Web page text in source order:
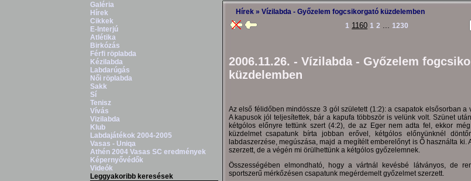
Galéria
Hírek
Cikkek
E-Interjú
Atlétika
Birkózás
Férfi röplabda
Kézilabda
Labdarúgás
Női röplabda
Sakk
Sí
Tenisz
Vívás
Vizilabda
Klub
Labdajátékok 2004-2005
Vasas - Uniqa
Athén 2004 Vasas SC eredmények
Képernyővédők
Videók
Leggyakoribb keresések
Hírek» Vízilabda - Győzelem fogcsikorgató küzdelemben
1 1160 1 2 ... 1230
2006.11.26. - Vízilabda - Győzelem
küzdelemben
Az első félidőben mindössze 3 gól született (1:2): a csapatok elsősorban a
A kapusok jól teljesítettek, bár a kapufa többször is velünk volt. Szünet
kétgólos előnyre tettünk szert (4:2), de az Eger nem adta fel, ekkor
küzdelmet csapatunk bírta jobban erővel, kétgólos előnyünknél
labdaszerzése, megúszása, majd a megítélt emberelőnyt is Ő használta ki.
szerzett, de a végén mi örülhettünk a kétgólos győzelemnek.
Összességében elmondható, hogy a vártnál kevésbé látványos, de
sportszerű mérkőzésen csapatunk megérdemelt győzelmet szerzett.